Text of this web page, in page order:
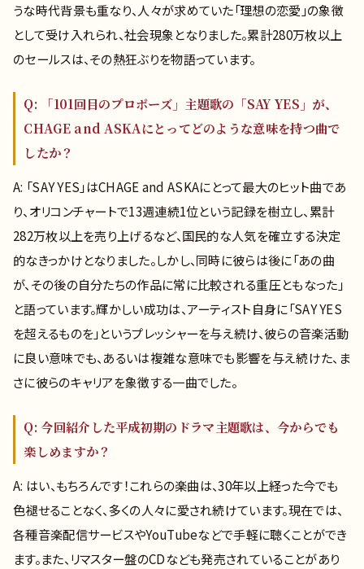
うな時代背景も重なり、人々が求めていた「理想の恋愛」の象徴
として受け入れられ、社会現象となりました。累計280万枚以上
のセールスは、その熱狂ぶりを物語っています。
Q: 「101回目のプロポーズ」主題歌の「SAY YES」が、
CHAGE and ASKAにとってどのような意味を持つ曲で
したか？
A: 「SAY YES」はCHAGE and ASKAにとって最大のヒット曲であ
り、オリコンチャートで13週連続1位という記録を樹立し、累計
282万枚以上を売り上げるなど、国民的な人気を確立する決定
的なきっかけとなりました。しかし、同時に彼らは後に「あの曲
が、その後の自分たちの作品に常に比較される重圧ともなった」
と語っています。輝かしい成功は、アーティスト自身に「SAY YES
を超えるものを」というプレッシャーを与え続け、彼らの音楽活動
に良い意味でも、あるいは複雑な意味でも影響を与え続けた、ま
さに彼らのキャリアを象徴する一曲でした。
Q: 今回紹介した平成初期のドラマ主題歌は、今からでも
楽しめますか？
A: はい、もちろんです！これらの楽曲は、30年以上経った今でも
色褪せることなく、多くの人々に愛され続けています。現在では、
各種音楽配信サービスやYouTubeなどで手軽に聴くことができ
ます。また、リマスター盤のCDなども発売されていることがあり